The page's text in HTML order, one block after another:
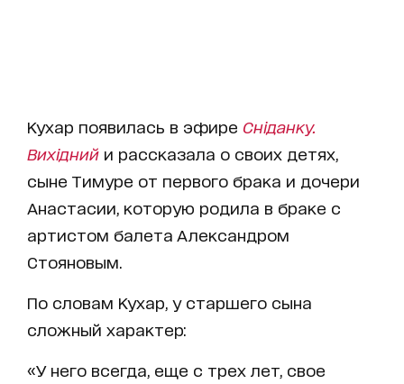
Кухар появилась в эфире Сніданку.
Вихідний и рассказала о своих детях,
сыне Тимуре от первого брака и дочери
Анастасии, которую родила в браке с
артистом балета Александром
Стояновым.
По словам Кухар, у старшего сына
сложный характер:
«У него всегда, еще с трех лет, свое